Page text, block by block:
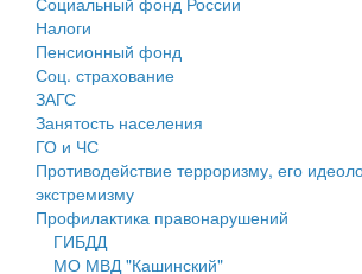
Противодействие коррупции
Контрольно-счетная палата
Персональные данные
Оценка регулирующего воздействия
Деятельность МУ
Нормативы градостроительного
Налоги
Пенсионный фонд
Соц. страхование
ЗАГС
Занятость населения
ГО и ЧС
Противодействие терроризму, его
экстремизму
Профилактика правонарушений
ГИБДД
МО МВД "Кашинский"